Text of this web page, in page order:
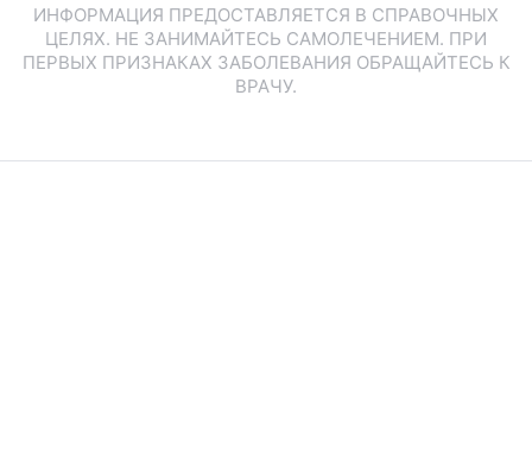
ИНФОРМАЦИЯ ПРЕДОСТАВЛЯЕТСЯ В СПРАВОЧНЫХ
ЦЕЛЯХ. НЕ ЗАНИМАЙТЕСЬ САМОЛЕЧЕНИЕМ. ПРИ
ПЕРВЫХ ПРИЗНАКАХ ЗАБОЛЕВАНИЯ ОБРАЩАЙТЕСЬ К
ВРАЧУ.